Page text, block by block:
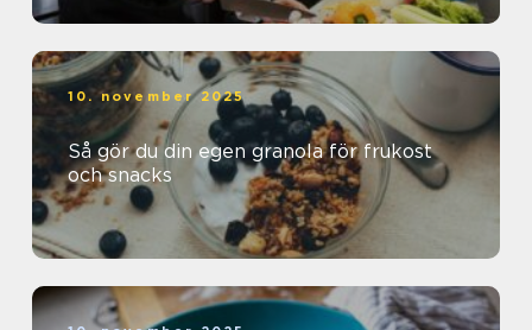
10. november 2025
Så gör du din egen granola för frukost
och snacks